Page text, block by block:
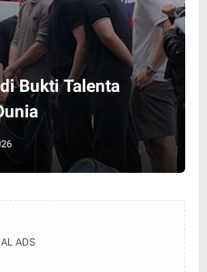
Bukti Talenta
ADS